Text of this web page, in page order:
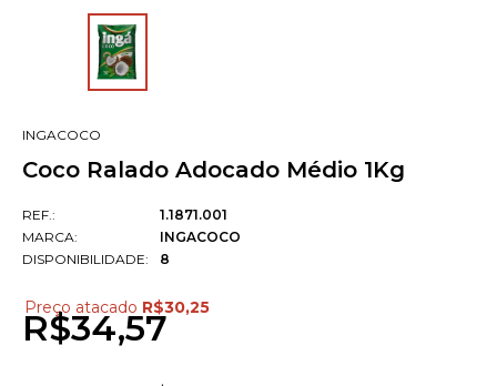
INGACOCO
Coco Ralado Adocado Médio 1Kg
REF.:
MARCA:
DISPONIBILIDADE:
1.1871.001
INGACOCO
8
Preço atacado R$30,25
R$34,57